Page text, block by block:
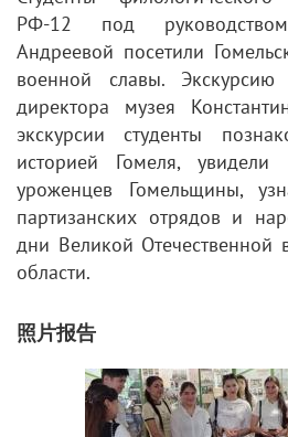
РФ-12 под
Андреевой посетили
военной славы. Экскурсию
директора музея
экскурсии студенты
историей Гомеля,
уроженцев Гомельщины,
партизанских отрядов и
дни Великой Отечественной
области.
照片报告